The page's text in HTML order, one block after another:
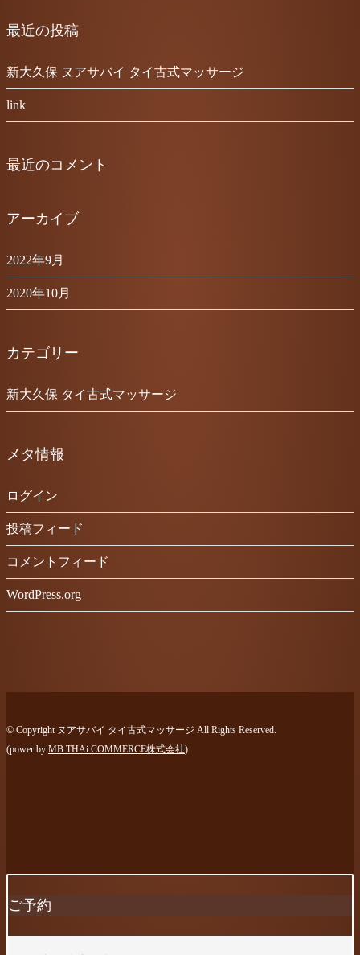
最近の投稿
新大久保 ヌアサバイ タイ古式マッサージ
link
最近のコメント
アーカイブ
2022年9月
2020年10月
カテゴリー
新大久保 タイ古式マッサージ
メタ情報
ログイン
投稿フィード
コメントフィード
WordPress.org
© Copyright ヌアサバイ タイ古式マッサージ All Rights Reserved.
(power by MB THAi COMMERCE株式会社)
ご予約